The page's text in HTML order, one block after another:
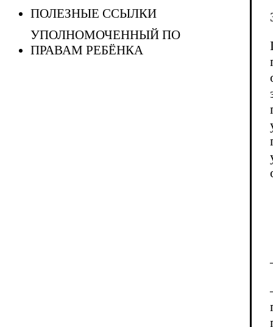
ПОЛЕЗНЫЕ ССЫЛКИ
УПОЛНОМОЧЕННЫЙ ПО
ПРАВАМ РЕБЁНКА